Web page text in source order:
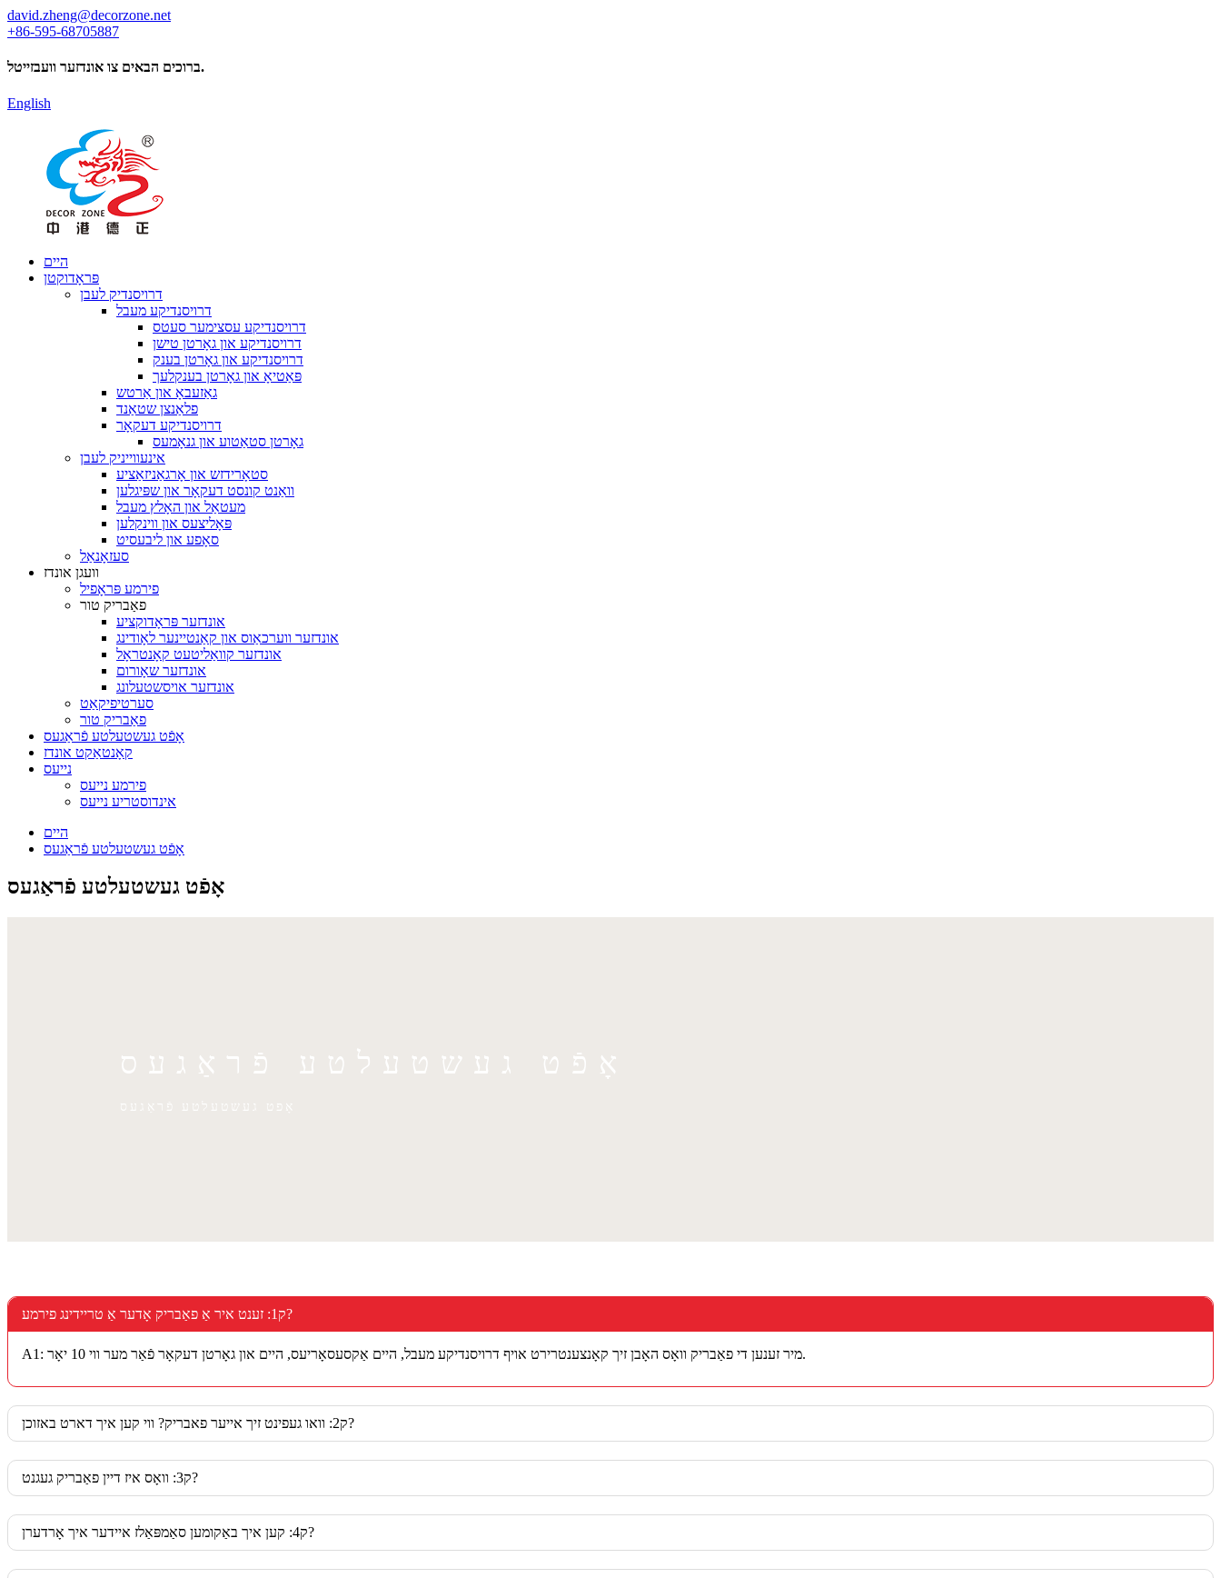
david.zheng@decorzone.net
+86-595-68705887
ברוכים הבאים צו אונדזער וועבזייטל.
English
היים
פּראָדוקטן
דרויסנדיק לעבן
דרויסנדיקע מעבל
דרויסנדיקע עסצימער סעטס
דרויסנדיקע און גאָרטן טישן
דרויסנדיקע און גאָרטן בענק
פּאַטיאָ און גאָרטן בענקלעך
גאַזעבאָ און אַרטש
פלאַנצן שטאַנד
דרויסנדיקע דעקאָר
גאָרטן סטאַטוע און גנאָמעס
אינעווייניק לעבן
סטאָרידזש און אָרגאַניזאַציע
וואַנט קונסט דעקאָר און שפּיגלען
מעטאַל און האָלץ מעבל
פּאָליצעס און ווינקלען
סאָפע און ליבעסיט
סעזאָנאַל
וועגן אונדז
פירמע פּראָפיל
פאַבריק טור
אונדזער פּראָדוקציע
אונדזער ווערכאַוס און קאַנטיינער לאָודינג
אונדזער קוואַליטעט קאָנטראָל
אונדזער שאָורום
אונדזער אויסשטעלונג
סערטיפיקאַט
פאַבריק טור
אָפֿט געשטעלטע פֿראַגעס
קאָנטאַקט אונדז
נייעס
פירמע נייעס
אינדוסטריע נייעס
היים
אָפֿט געשטעלטע פֿראַגעס
אָפֿט געשטעלטע פֿראַגעס
אָפֿט געשטעלטע פֿראַגעס
אָפט געשטעלטע פֿראַגעס
ק1: זענט איר אַ פאַבריק אָדער אַ טריידינג פירמע?
A1: מיר זענען די פאַבריק וואָס האָבן זיך קאָנצענטרירט אויף דרויסנדיקע מעבל, היים אַקסעסאָריעס, היים און גאָרטן דעקאָר פֿאַר מער ווי 10 יאָר.
ק2: וואו געפינט זיך אייער פאבריק? ווי קען איך דארט באזוכן?
ק3: וואָס איז דיין פאַבריק געגנט?
ק4: קען איך באַקומען סאַמפּאַלז איידער איך אָרדערן?